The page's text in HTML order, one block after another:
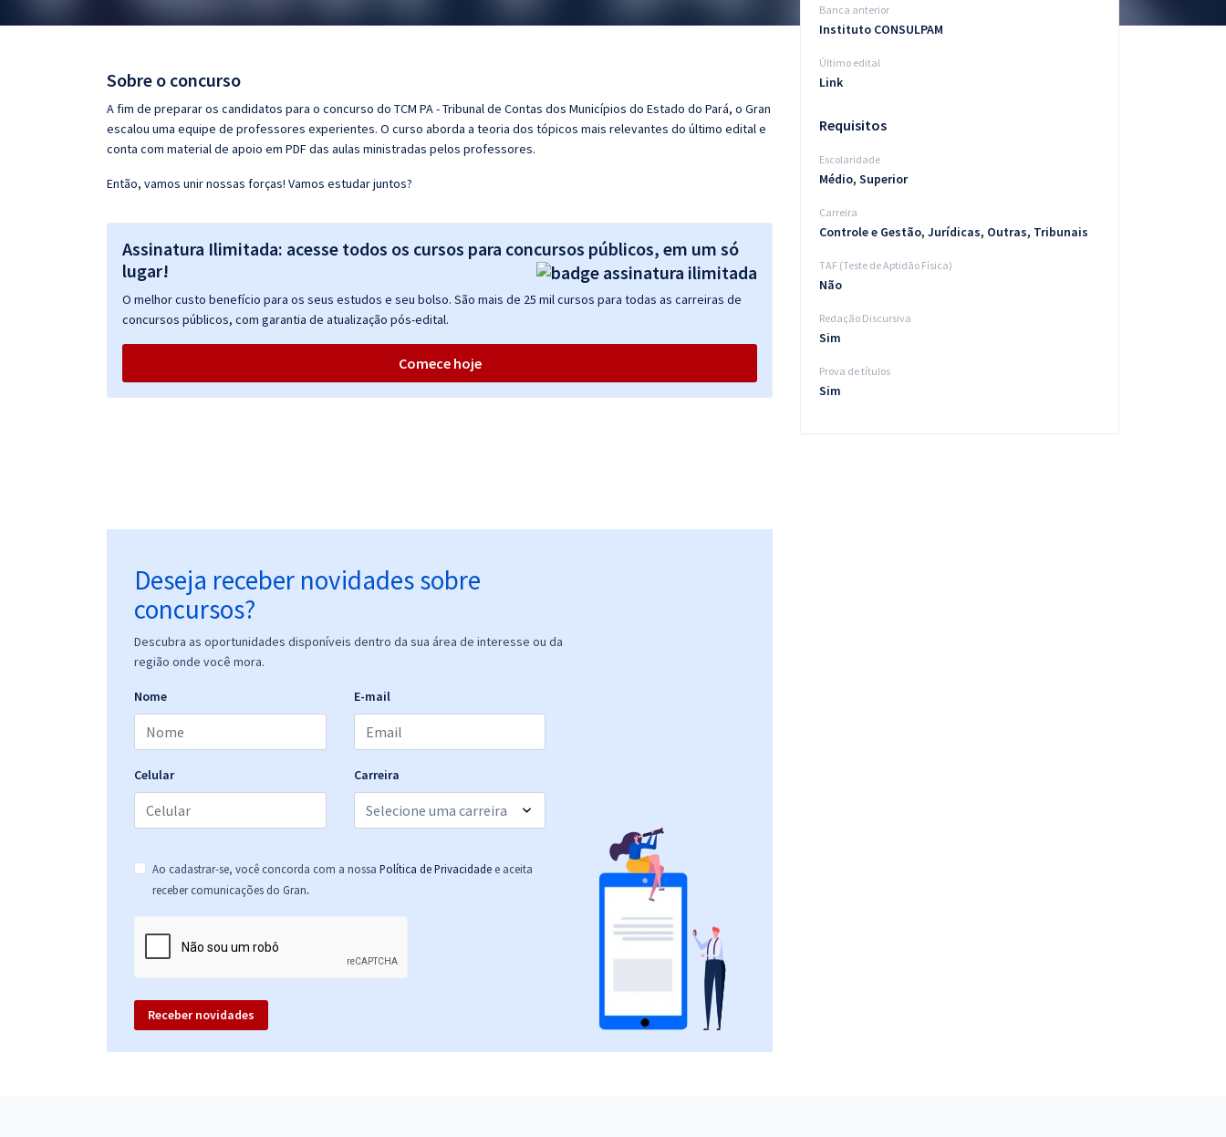
Questões grátis
Conteúdo gratuito
Sobre o concurso
A fim de preparar os candidatos para o concurso do TCM PA - Tribunal de Contas dos Municípios do Estado do Pará, o Gran
escalou uma equipe de professores experientes. O curso aborda a teoria dos tópicos mais relevantes do último edital e
conta com material de apoio em PDF das aulas ministradas pelos professores.
Então, vamos unir nossas forças! Vamos estudar juntos?
Assinatura Ilimitada: acesse todos os cursos para concursos públicos, em um só
lugar!
O melhor custo benefício para os seus estudos e seu bolso. São mais de 25 mil cursos para todas as carreiras de
concursos públicos, com garantia de atualização pós-edital.
Comece hoje
Deseja receber novidades sobre
concursos?
Descubra as oportunidades disponíveis dentro da sua área de interesse ou da
região onde você mora.
Nome E-mail
Celular Carreira
Ao cadastrar-se, você concorda com a nossa Política de Privacidade e aceita
receber comunicações do Gran.
Receber novidades
Banca anterior
Instituto CONSULPAM
Último edital
Link
Requisitos
Escolaridade
Médio, Superior
Carreira
Controle e Gestão, Jurídicas, Outras, Tribunais
TAF (Teste de Aptidão Física)
Não
Redação Discursiva
Sim
Prova de títulos
Sim